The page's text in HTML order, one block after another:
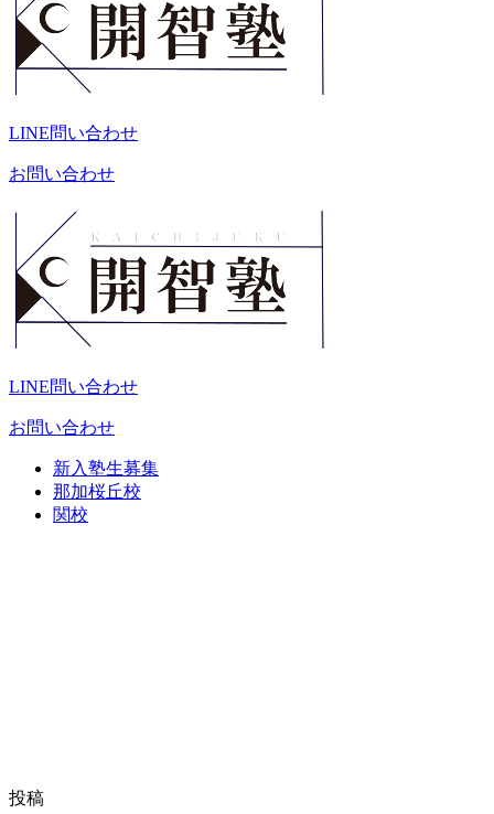
LINE問い合わせ
お問い合わせ
LINE問い合わせ
お問い合わせ
新入塾生募集
那加桜丘校
関校
投稿